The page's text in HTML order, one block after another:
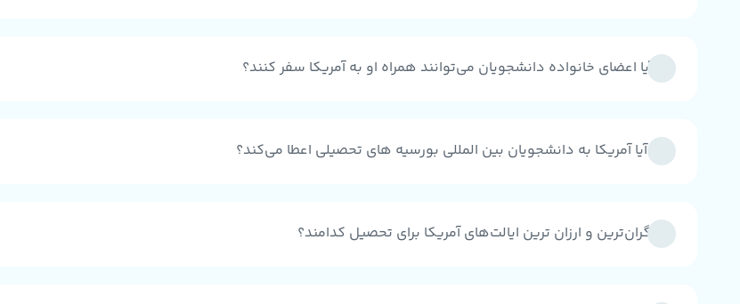
9 - آیا اعضای خانواده دانشجویان می‌توانند همراه او به آمریکا سفر کنند؟
10 - آیا آمریکا به دانشجویان بین المللی بورسیه های تحصیلی اعطا می‌کند؟
11 - گران‌ترین و ارزان ترین ایالت‌های آمریکا برای تحصیل کدامند؟